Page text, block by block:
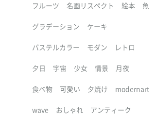
フルーツ 名画リスペクト 絵本 魚
グラデーション ケーキ
パステルカラー モダン レトロ
夕日 宇宙 少女 情景 月夜
食べ物 可愛い 夕焼け modernart
wave おしゃれ アンティーク